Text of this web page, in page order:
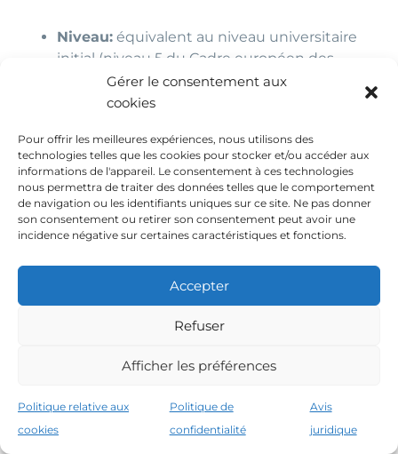
Gérer le consentement aux
cookies
Pour offrir les meilleures expériences, nous utilisons des
technologies telles que les cookies pour stocker et/ou accéder aux
informations de l'appareil. Le consentement à ces technologies
nous permettra de traiter des données telles que le comportement
de navigation ou les identifiants uniques sur ce site. Ne pas donner
son consentement ou retirer son consentement peut avoir une
incidence négative sur certaines caractéristiques et fonctions.
Accepter
Refuser
Afficher les préférences
Politique relative aux
cookies
Politique de
confidentialité
Avis
juridique
Niveau: équivalent au niveau universitaire
initial (niveau 5 du Cadre européen des
certifications).
Conditions d’accès :
Formation FP intermédiaire + cours
d’accès, ou
Examen d’entrée (si 19 ans ou plus)
Durée:2 ans (environ 2000 heures)
Objectif :former des techniciens supérieurs
responsabilités intermédiaires.
Parcours professionnels:
meilleures conditions.
Ou continuer à l’université (de nombreux
diplômes reconnaissent les crédits FP) .